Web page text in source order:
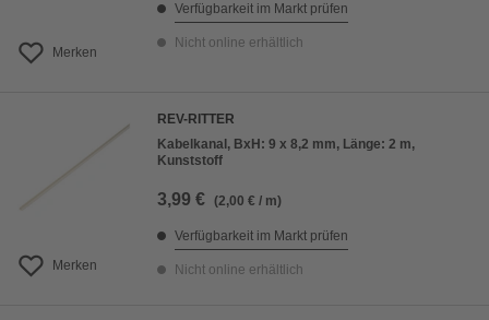
Merken
Verfügbarkeit im Markt prüfen
Nicht online erhältlich
Merken
REV-RITTER
Kabelkanal, BxH: 9 x 8,2 mm, Länge: 2 m,
Kunststoff
3,99 € (2,00 € / m)
Verfügbarkeit im Markt prüfen
Nicht online erhältlich